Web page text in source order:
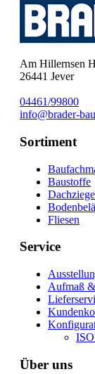
Am Hillernsen
26441 Jever
04461/99800
info@brader-
Sortiment
Baustoffe
Fliesen
Service
Aufmaß
Über uns